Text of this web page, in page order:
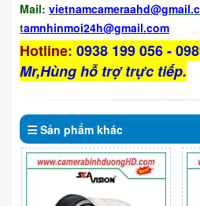
Mail: vietnamcameraahd
tamnhinmoi24h@gmail.com
Hotline: 0938 199 056 -
Mr,Hùng hỗ trợ trực tiếp.
Sản phẩm khác